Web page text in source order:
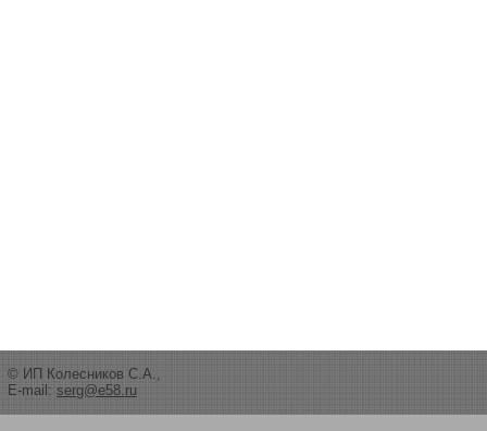
© ИП Колесников С.А.,
E-mail: serg@e58.ru